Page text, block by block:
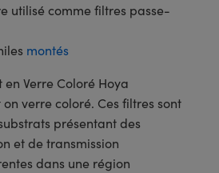
utilisé comme filtres passe-
montés
Verre Coloré Hoya
verre coloré. Ces filtres sont
présentant des
et de transmission
dans une région